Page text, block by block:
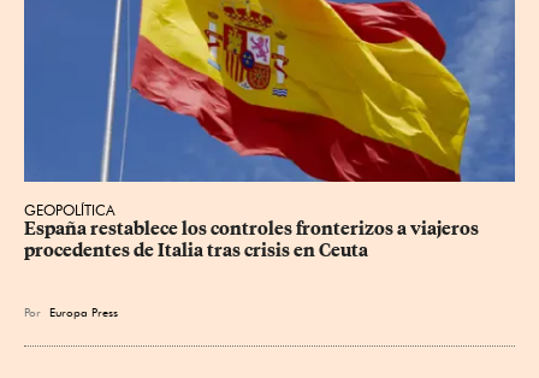
GEOPOLÍTICA
España restablece los controles fronterizos a viajeros
procedentes de Italia tras crisis en Ceuta
Por Europa Press